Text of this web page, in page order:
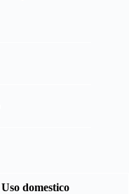
Uso domestico